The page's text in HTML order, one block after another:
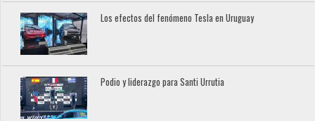
Los efectos del fenómeno Tesla en Uruguay
Podio y liderazgo para Santi Urrutia